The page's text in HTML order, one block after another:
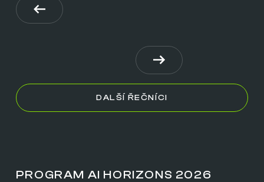
DALŠÍ ŘEČNÍCI
PROGRAM AI HORIZONS 2026